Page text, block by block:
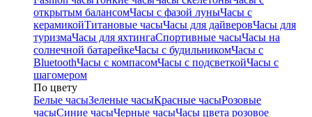
открытым балансомЧасы с фазой луныЧасы с
керамикойТитановые часыЧасы для дайверовЧасы для
туризмаЧасы для яхтингаСпортивные часыЧасы на
солнечной батарейкеЧасы с будильникомЧасы с
BluetoothЧасы с компасомЧасы с подсветкойЧасы с
шагомером
По цвету
Белые часыЗеленые часыКрасные часыРозовые
часыСиние часыЧерные часыЧасы цвета розовое